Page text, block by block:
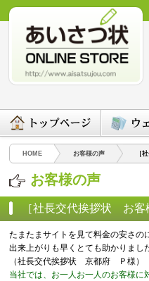
HOME お客様の声 ［
お客様の声
［社長交代挨拶状 お
たまたまサイトを見て料金の安さの
出来上がりも早くとても助かりまし
（社長交代挨拶状 京都府 Ｐ様）
当社では、お一人お一人のお客様に